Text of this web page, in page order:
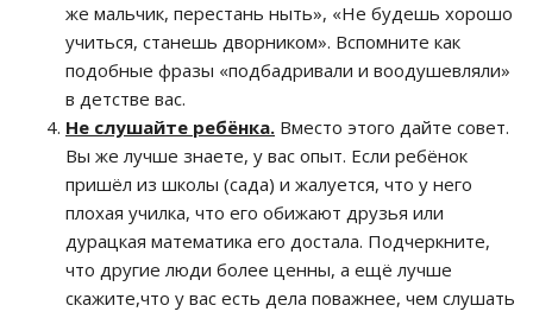
же мальчик, перестань ныть», «Не будешь хорошо
учиться, станешь дворником». Вспомните как
подобные фразы «подбадривали и воодушевляли»
в детстве вас.
Не слушайте ребёнка. Вместо этого дайте совет.
Вы же лучше знаете, у вас опыт. Если ребёнок
пришёл из школы (сада) и жалуется, что у него
плохая училка, что его обижают друзья или
дурацкая математика его достала. Подчеркните,
что другие люди более ценны, а ещё лучше
скажите,что у вас есть дела поважнее, чем слушать